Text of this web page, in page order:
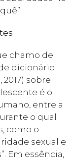
chamo de
dicionário
sobre
é o
entre a
o qual
como o
sexual e
Em essência,